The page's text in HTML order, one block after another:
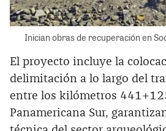
Inician obras de recuperación en
El proyecto incluye la
delimitación a lo largo del
entre los kilómetros
Panamericana Sur,